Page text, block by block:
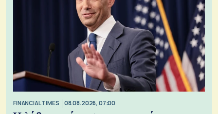
FINANCIAL TIMES 08.08.2026, 07:00